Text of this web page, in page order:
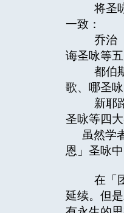
将圣
一致：
乔治
诲圣咏等五
都伯
歌、哪圣
新耶
圣咏等四大
虽然学
恩」圣咏
在「
延续。但